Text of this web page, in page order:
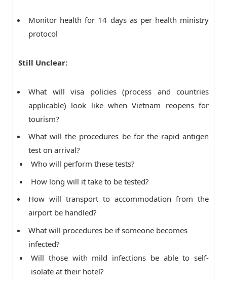
Monitor health for 14 days as per health ministry
protocol
Still Unclear:
What will visa policies (process and countries
applicable) look like when Vietnam reopens for
tourism?
What will the procedures be for the rapid antigen
test on arrival?
Who will perform these tests?
How long will it take to be tested?
How will transport to accommodation from the
airport be handled?
What will procedures be if someone becomes
infected?
Will those with mild infections be able to self-
isolate at their hotel?